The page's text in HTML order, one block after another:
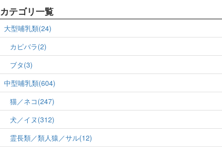
カテゴリ一覧
大型哺乳類(24)
カピバラ(2)
ブタ(3)
中型哺乳類(604)
猫／ネコ(247)
犬／イヌ(312)
霊長類／類人猿／サル(12)